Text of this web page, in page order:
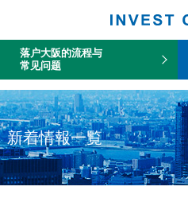
落户大阪的流程与
常见问题
新着情報一覧